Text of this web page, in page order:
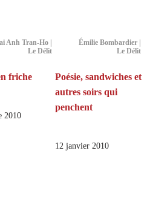
Anh Tran-Ho |
Le Délit
friche
2010
Émilie Bombardier |
Le Délit
Poésie, sandwiches et
autres soirs qui
penchent
12 janvier 2010